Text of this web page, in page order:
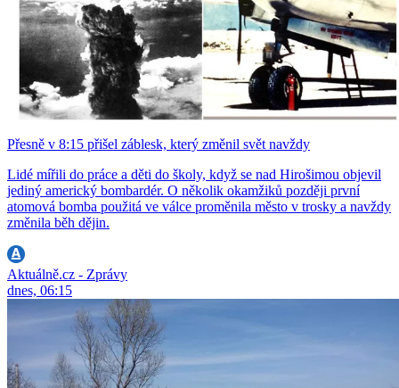
Přesně v 8:15 přišel záblesk, který změnil svět navždy
Lidé mířili do práce a děti do školy, když se nad Hirošimou objevil
jediný americký bombardér. O několik okamžiků později první
atomová bomba použitá ve válce proměnila město v trosky a navždy
změnila běh dějin.
Aktuálně.cz - Zprávy
dnes, 06:15